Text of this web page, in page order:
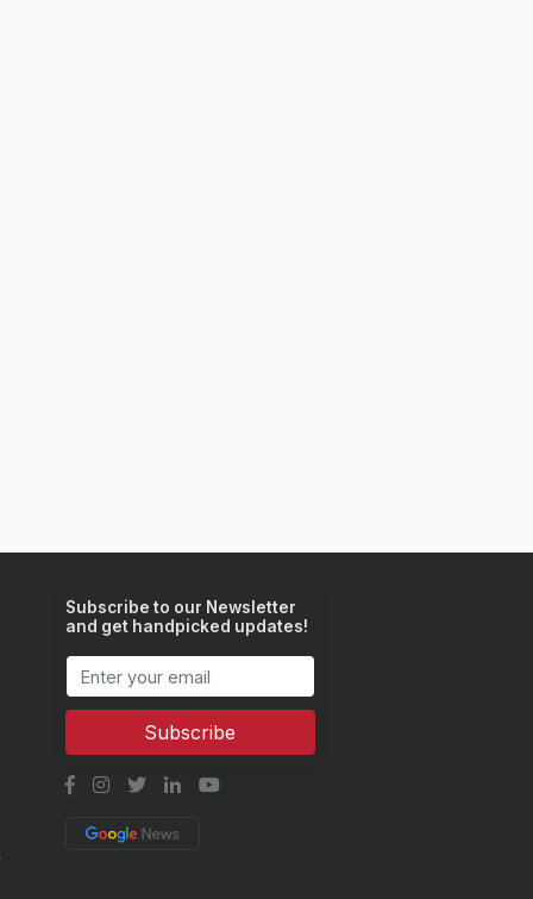
Subscribe to our Newsletter
and get handpicked updates!
Subscribe